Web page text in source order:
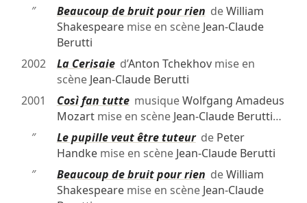
″
Beaucoup de bruit pour rien deWilliam
Shakespearemise en scène Jean-Claude
Berutti
2002
La Cerisaied’Anton Tchekhovmise en
scène Jean-Claude Berutti
2001
Così fan tuttemusiqueWolfgang Amadeus
Mozartmise en scène Jean-Claude Berutti…
″
Le pupille veut être tuteurde Peter
Handkemise en scène Jean-Claude Berutti
″
Beaucoup de bruit pour rien deWilliam
Shakespearemise en scène Jean-Claude